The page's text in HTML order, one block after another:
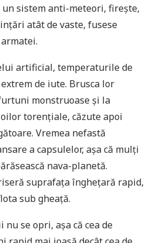
un sistem anti-meteori, firește,
atât de vaste, fusese
artificial, temperaturile de
de iute. Brusca lor
monstruoase și la
torențiale, căzute apoi
Vremea nefastă
a capsulelor, așa că mulți
nava-planetă.
suprafața înghețară rapid,
sub gheață.
se opri, așa că cea de